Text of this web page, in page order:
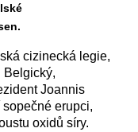
cizinecká legie,
Belgický,
Joannis
erupci,
oxidů síry.